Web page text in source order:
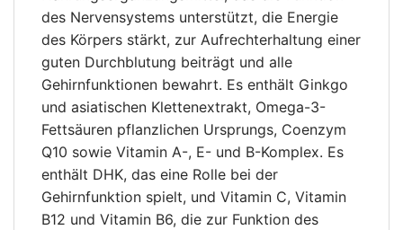
des Nervensystems unterstützt, die Energie
des Körpers stärkt, zur Aufrechterhaltung einer
guten Durchblutung beiträgt und alle
Gehirnfunktionen bewahrt. Es enthält Ginkgo
und asiatischen Klettenextrakt, Omega-3-
Fettsäuren pflanzlichen Ursprungs, Coenzym
Q10 sowie Vitamin A-, E- und B-Komplex. Es
enthält DHK, das eine Rolle bei der
Gehirnfunktion spielt, und Vitamin C, Vitamin
B12 und Vitamin B6, die zur Funktion des